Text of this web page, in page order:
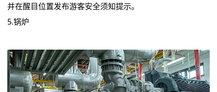
并在醒目位置发布游客安全须知提示。
5.锅炉